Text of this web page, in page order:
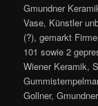
Gmundner
Vase, Künstler
(?), gemarkt
101 sowie 2
Wiener Keramik,
Gollner,